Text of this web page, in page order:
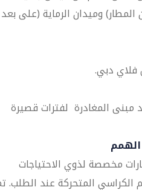
20 دقيقة من المطار) وميدان الرماية (على بعد
فلاي دبي.
مبنى المغادرة لفترات قصيرة
مخصصة لذوي الاحتياجات
الكراسي المتحركة عند الطلب.